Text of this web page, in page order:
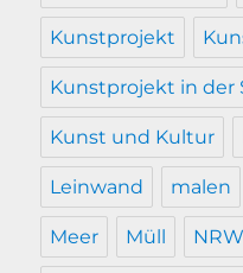
Kunstprojekt
Kunstprojekt in der
Kunst und Kultur
Leinwand malen
Meer Müll NRW